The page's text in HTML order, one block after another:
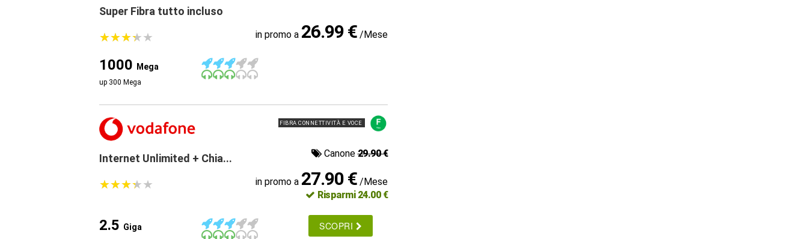
Super Fibra tutto incluso
★★★★★
★★★★★ in promo a 26.99 € /Mese
1000 Mega
up 300 Mega
FIBRA CONNETTIVITÀ E VOCE
Internet Unlimited + Chia... Canone29.90 €
★★★★★
★★★★★ in promo a 27.90 € /Mese
Risparmi 24.00 €
2.5 Giga SCOPRI